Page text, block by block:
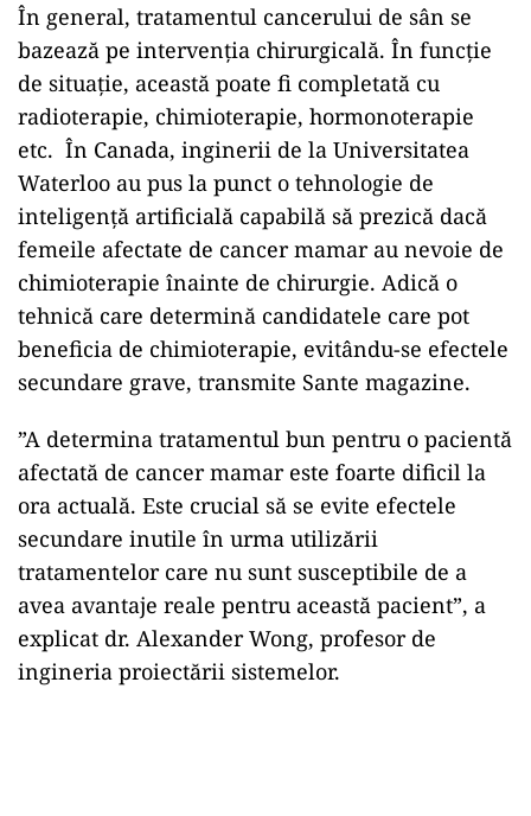
În general, tratamentul cancerului de sân se
bazează pe intervenția chirurgicală. În funcție
de situație, această poate fi completată cu
radioterapie, chimioterapie, hormonoterapie
etc. În Canada, inginerii de la Universitatea
Waterloo au pus la punct o tehnologie de
inteligență artificială capabilă să prezică dacă
femeile afectate de cancer mamar au nevoie de
chimioterapie înainte de chirurgie. Adică o
tehnică care determină candidatele care pot
beneficia de chimioterapie, evitându-se efectele
secundare grave, transmite Sante magazine.
”A determina tratamentul bun pentru o pacientă
afectată de cancer mamar este foarte dificil la
ora actuală. Este crucial să se evite efectele
secundare inutile în urma utilizării
tratamentelor care nu sunt susceptibile de a
avea avantaje reale pentru această pacient”, a
explicat dr. Alexander Wong, profesor de
ingineria proiectării sistemelor.